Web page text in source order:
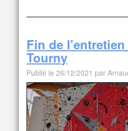
Fin de
Tourny
Publié le 26/12/2021 par